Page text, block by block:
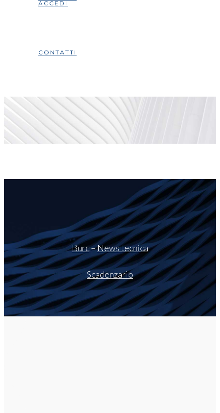
ACCEDI
CONTATTI
Burc–News tecnica
Scadenzario